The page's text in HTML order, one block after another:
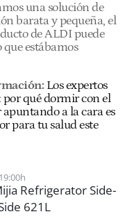
una solución de
barata y pequeña, el
de ALDI puede
que estábamos
Los expertos
qué dormir con el
a la cara es
para tu salud este
19:00h